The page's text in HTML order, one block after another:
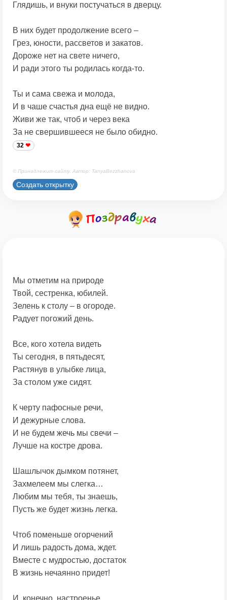
Глядишь, и внуки постучаться в дверцу.
В них будет продолжение всего –
Грез, юности, рассветов и закатов.
Дороже нет на свете ничего,
И ради этого ты родилась когда-то.
Ты и сама свежа и молода,
И в чаше счастья дна ещё не видно.
Живи же так, чтоб и через века
За не свершившееся не было обидно.
32
© Принадлежит сайту. Автор: TanyaBezzhanova
Создать открытку
Мы отметим на природе
Твой, сестренка, юбилей.
Зелень к столу – в огороде.
Радует погожий день.
Все, кого хотела видеть
Ты сегодня, в пятьдесят,
Растянув в улыбке лица,
За столом уже сидят.
К черту пафосные речи,
И дежурные слова.
И не будем жечь мы свечи –
Лучше на костре дрова.
Шашлычок дымком потянет,
Захмелеем мы слегка…
Любим мы тебя, ты знаешь,
Пусть же будет жизнь легка.
Чтоб поменьше огорчений
И лишь радость дома, ждет.
Вместе с мудростью, достаток
В жизнь нечаянно придет!
И, конечно, настроенье